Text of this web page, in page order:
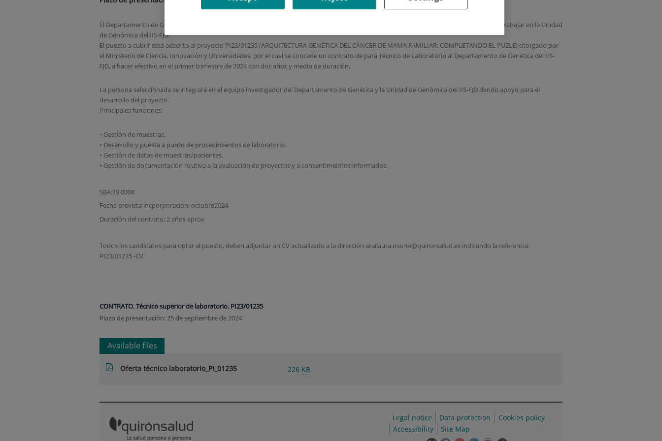
El Departamento de Genética del Instituto de Investigación Sanitaria Fundación Jiménez Díaz (IIS-FJD) busca TÉCNICO LABORATORIO para trabajar en la Unidad
de Genómica del IIS-FJD.
El puesto a cubrir está adscrito al proyecto PI23/01235 (ARQUITECTURA GENÉTICA DEL CÁNCER DE MAMA FAMILIAR: COMPLETANDO EL PUZLE) otorgado por
el Ministerio de Ciencia, Innovación y Universidades, por el cual se concede un contrato de para Técnico de Laboratorio al Departamento de Genética del IIS-
FJD, a hacer efectivo en el primer trimestre de 2024 con dos años y medio de duración.
La persona seleccionada se integrará en el equipo investigador del Departamento de Genética y la Unidad de Genómica del IIS-FJD dando apoyo para el
desarrollo del proyecto.
Principales funciones:
• Gestión de muestras.
• Desarrollo y puesta a punto de procedimientos de laboratorio.
• Gestión de datos de muestras/pacientes.
• Gestión de documentación relativa a la evaluación de proyectos y a consentimientos informados.
SBA:19.000€
Fecha prevista incporporación: octubre2024
Duración del contrato: 2 años aprox
Todos los candidatos para optar al puesto, deben adjuntar un CV actualizado a la dirección analaura.osorio@quironsalud.es indicando la referencia:
PI23/01235 -CV
CONTRATO. Técnico superior de laboratorio. PI23/01235
Plazo de presentación: 25 de septiembre de 2024
Available files
Oferta técnico laboratorio_PI_01235 226 KB
Legal notice Data protection
Cookies policy
Accessibility
Site Map